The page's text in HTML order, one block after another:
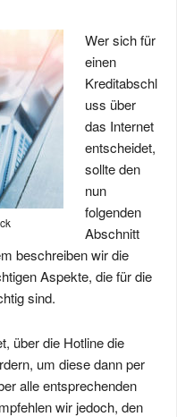
Wer sich für
einen
Kreditabschl
uss über
das Internet
entscheidet,
sollte den
nun
folgenden
Abschnitt
beschreiben wir die
Aspekte, die für die
sind.
über die Hotline die
um diese dann per
alle entsprechenden
wir jedoch, den